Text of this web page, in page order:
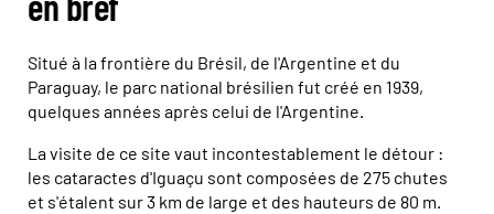
Situé à la frontière du Brésil, de l'Argentine et du
Paraguay, le parc national brésilien fut créé en 1939,
quelques années après celui de l'Argentine.
La visite de ce site vaut incontestablement le détour :
les cataractes d'Iguaçu sont composées de 275 chutes
et s'étalent sur 3 km de large et des hauteurs de 80 m.